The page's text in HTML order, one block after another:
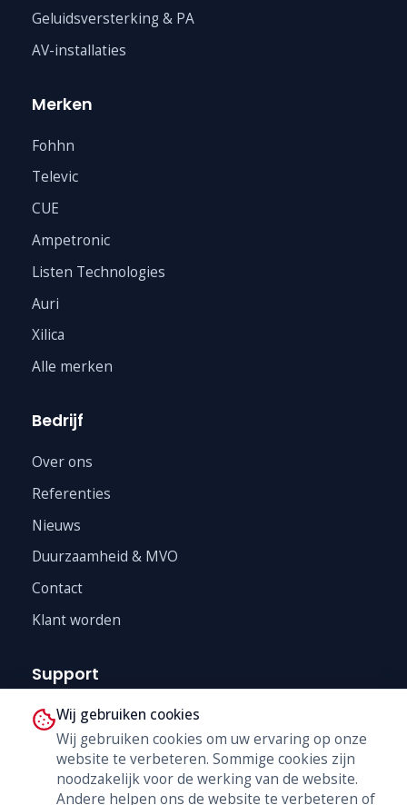
Geluidsversterking & PA
AV-installaties
Merken
Fohhn
Televic
CUE
Ampetronic
Listen Technologies
Auri
Xilica
Alle merken
Bedrijf
Over ons
Referenties
Nieuws
Duurzaamheid & MVO
Contact
Klant worden
Support
Technische Dienst
Trainingen
B2B Shop
Wij gebruiken cookies
Wij gebruiken cookies om uw ervaring op onze
website te verbeteren. Sommige cookies zijn
noodzakelijk voor de werking van de website.
Andere helpen ons de website te verbeteren of